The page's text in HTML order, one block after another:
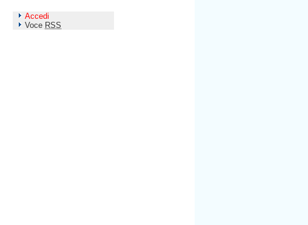
Accedi
Voce RSS